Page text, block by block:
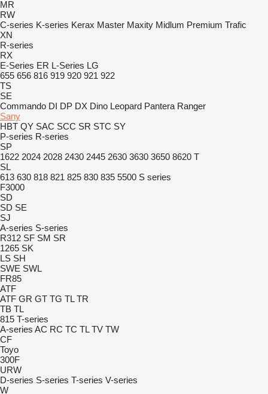
MR
RW
C-series K-series Kerax Master Maxity Midlum Premium Trafic
XN
R-series
RX
E-Series ER L-Series LG
655 656 816 919 920 921 922
TS
SE
Commando DI DP DX Dino Leopard Pantera Ranger
Sany
HBT QY SAC SCC SR STC SY
P-series R-series
SP
1622 2024 2028 2430 2445 2630 3630 3650 8620 T
SL
613 630 818 821 825 830 835 5500 S series
F3000
SD
SD SE
SJ
A-series S-series
R312 SF SM SR
1265 SK
LS SH
SWE SWL
FR85
ATF
ATF GR GT TG TL TR
TB TL
815 T-series
A-series AC RC TC TL TV TW
CF
Toyo
300F
URW
D-series S-series T-series V-series
W